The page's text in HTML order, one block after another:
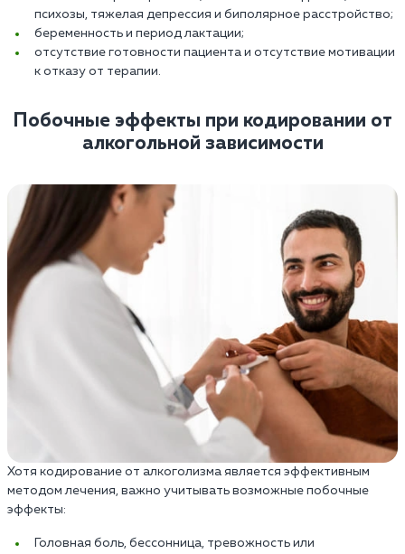
психозы, тяжелая депрессия и биполярное расстройство;
беременность и период лактации;
отсутствие готовности пациента и отсутствие мотивации
к отказу от терапии.
Побочные эффекты при кодировании от
алкогольной зависимости
Хотя кодирование от алкоголизма является эффективным
методом лечения, важно учитывать возможные побочные
эффекты:
Головная боль, бессонница, тревожность или